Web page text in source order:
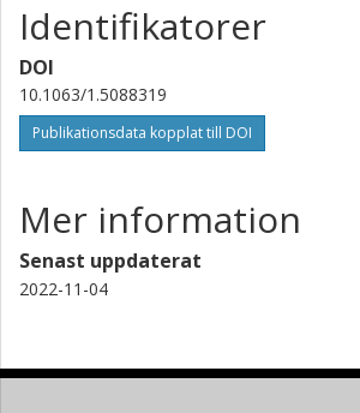
Identifikatorer
DOI
10.1063/1.5088319
Publikationsdata kopplat till DOI
Mer information
Senast uppdaterat
2022-11-04